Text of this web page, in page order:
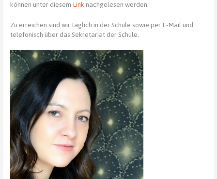
können unter diesem Link nachgelesen werden.
Zu erreichen sind wir täglich in der Schule sowie per E-Mail und
telefonisch über das Sekretariat der Schule.